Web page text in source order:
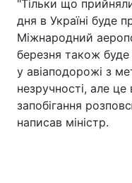
Економіка
Спорт
Техно і зв'язок
Зброя
"Тільки що
дня в Україні буде
Міжнародний
березня також
у авіаподорожі з
незручності, але
запобігання
написав міністр.